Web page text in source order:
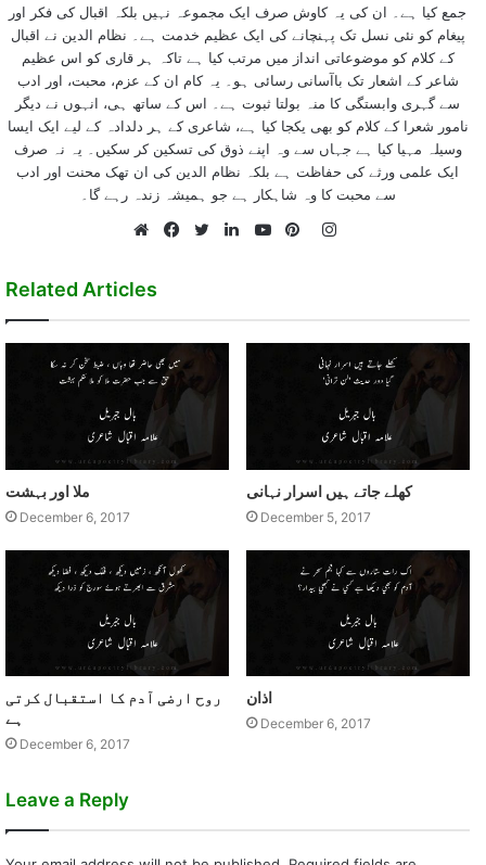
جمع کیا ہے۔ ان کی یہ کاوش صرف ایک مجموعہ نہیں بلکہ اقبال کی فکر اور
پیغام کو نئی نسل تک پہنچانے کی ایک عظیم خدمت ہے۔ نظام الدین نے اقبال
کے کلام کو موضوعاتی انداز میں مرتب کیا ہے تاکہ ہر قاری کو اس عظیم
شاعر کے اشعار تک باآسانی رسائی ہو۔ یہ کام ان کے عزم، محبت، اور ادب
سے گہری وابستگی کا منہ بولتا ثبوت ہے۔ اس کے ساتھ ہی، انہوں نے دیگر
نامور شعرا کے کلام کو بھی یکجا کیا ہے، شاعری کے ہر دلدادہ کے لیے ایک ایسا
وسیلہ مہیا کیا ہے جہاں سے وہ اپنے ذوق کی تسکین کر سکیں۔ یہ نہ صرف
ایک علمی ورثے کی حفاظت ہے بلکہ نظام الدین کی ان تھک محنت اور ادب
سے محبت کا وہ شاہکار ہے جو ہمیشہ زندہ رہے گا۔
Instagram
Related Articles
ملا اور بہشت
December 6, 2017
کھلے جاتے ہيں اسرار نہانی
December 5, 2017
روح ارضی آدم کا استقبال کرتی
ہے
December 6, 2017
اذان
December 6, 2017
Leave a Reply